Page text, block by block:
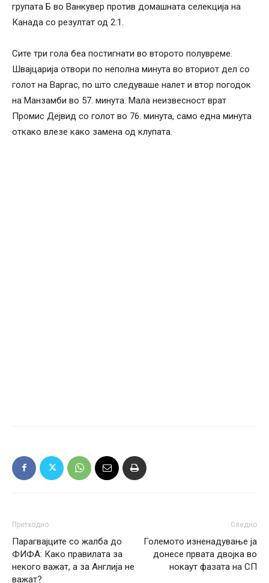
групата Б во Ванкувер против домашната селекција на
Канада со резултат од 2:1.
Сите три гола беа постигнати во второто полувреме.
Швајцарија отвори по неполна минута во вториот дел со
голот на Варгас, по што следуваше налет и втор погодок
на Манзамби во 57. минута. Мала неизвесност врат
Промис Дејвид со голот во 76. минута, само една минута
откако влезе како замена од клупата.
Претходно
Парагвајците со жалба до
ФИФА: Како правилата за
некого важат, а за Англија не
важат?
Следно
Големото изненадување ја
донесе првата двојка во
нокаут фазата на СП